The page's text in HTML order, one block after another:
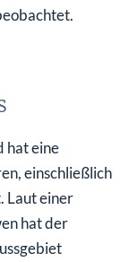
hat eine
einschließlich
Laut einer
hat der